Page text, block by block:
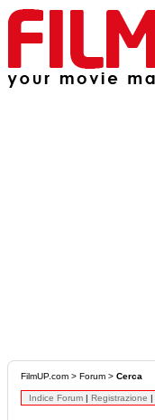
FilmUP.com > Forum > Cerca
Indice Forum | Registrazione |